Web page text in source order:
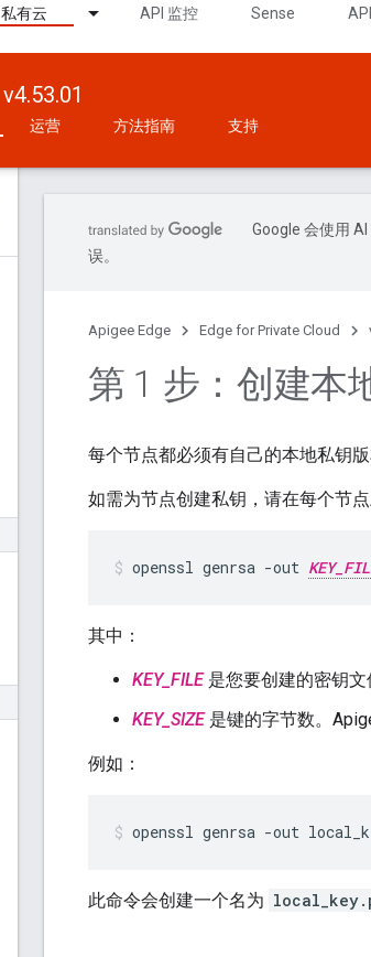
私有云 API 监控 Sense API
v4.53.01
运营 方法指南 支持
Google 会使用
误。
Apigee Edge Edge for Private Cloud
第 1 步：创建本
每个节点都必须有自己的本地私钥版
如需为节点创建私钥，请在每个节
openssl genrsa -out
其中：
KEY_FILE是您要创建的密钥文
KEY_SIZE是键的字节数。
例如：
openssl genrsa -out
此命令会创建一个名为